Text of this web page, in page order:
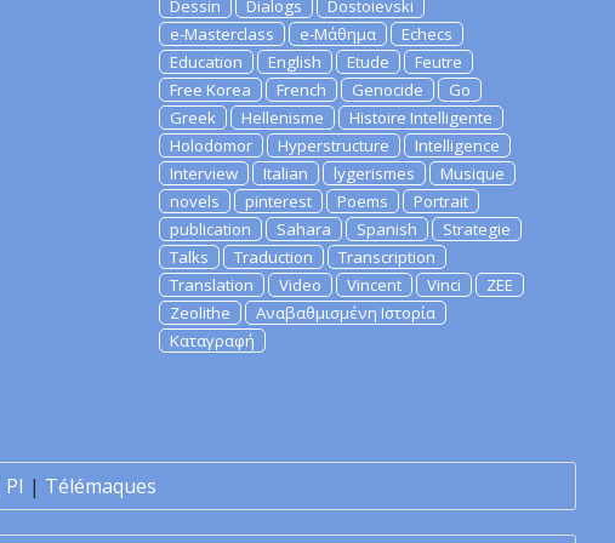
Dessin
Dialogs
Dostoievski
e-Masterclass
e-Μάθημα
Echecs
Education
English Etude
Feutre
Free Korea
French Genocide
Go
Greek
Hellenisme
Histoire Intelligente
Holodomor
Hyperstructure
Intelligence
Interview
Italian lygerismes
Musique
novels
pinterest Poems
Portrait
publication
Sahara Spanish
Strategie
Talks
Traduction
Transcription
Translation
Video Vincent Vinci
ZEE
Zeolithe
Αναβαθμισμένη Ιστορία
Καταγραφή
PI | Télémaques